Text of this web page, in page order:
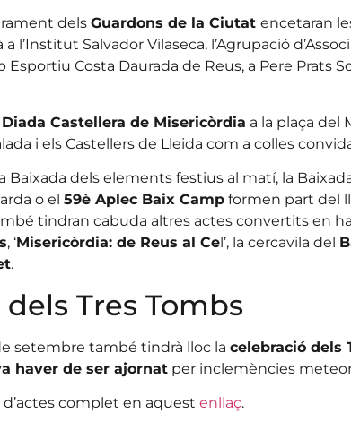
dels Guardons de la Ciutat encetaran
l’Institut Salvador Vilaseca, l’Agrupació
Esportiu Costa Daurada de Reus, a Pere Prats
Diada Castellera de Misericòrdia a la plaça del
i els Castellers de Lleida com a colles
Baixada dels elements festius al matí, la
o el 59è Aplec Baix Campformen part del
tindran cabuda altres actes convertits en
, ‘Misericòrdia: de Reus al Cel’, la cercavila del
.
Tres Tombs
setembre també tindrà lloc la celebració dels
haver de ser ajornatper inclemències
complet en aquest enllaç.